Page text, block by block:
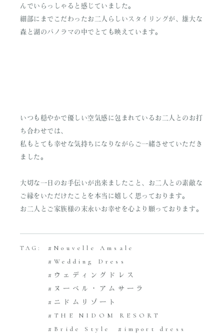
んでいらっしゃると感じていました。
細部にまでこだわったお二人らしいスタイリングが、雄大な
森と湖のパノラマの中でとても映えています。
いつも穏やかで優しい空気感に包まれているお二人とのお打
ち合わせでは、
私もとても幸せな気持ちになりながらご一緒させていただき
ました。
大切な一日のお手伝いが出来ましたこと、お二人との素敵な
ご縁をいただけたことを本当に嬉しく思っております。
お二人とご家族様の末永いお幸せを心より願っております。
TAG:
Nouvelle Amsale
Wedding Dress
ウェディングドレス
ヌーベル・アムサーラ
ニドムリゾート
THE NIDOM RESORT
Bride Style
import dress